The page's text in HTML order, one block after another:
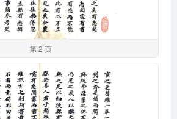
第 2 页